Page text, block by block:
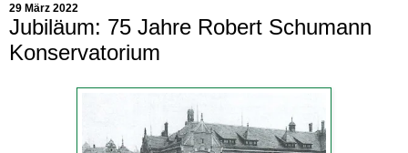
29 März 2022
Jubiläum: 75 Jahre Robert Schumann
Konservatorium